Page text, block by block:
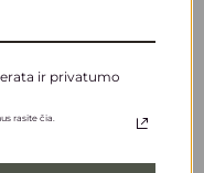
ir privatumo
rasite čia.